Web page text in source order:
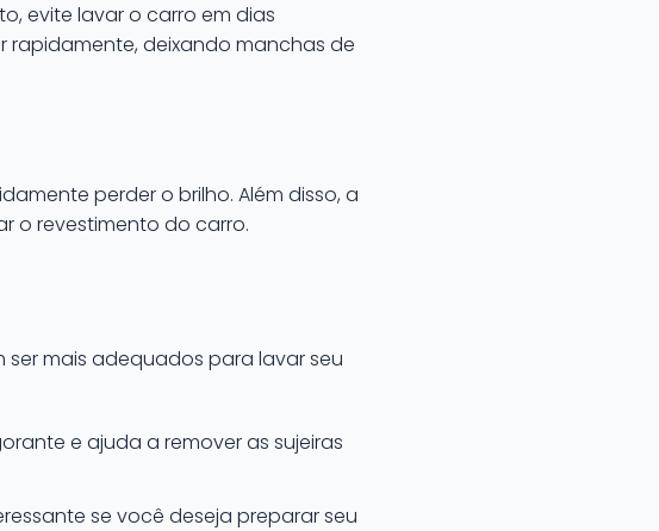
evite lavar o carro em dias
rapidamente, deixando manchas de
perder o brilho. Além disso, a
o revestimento do carro.
mais adequados para lavar seu
e ajuda a remover as sujeiras
se você deseja preparar seu